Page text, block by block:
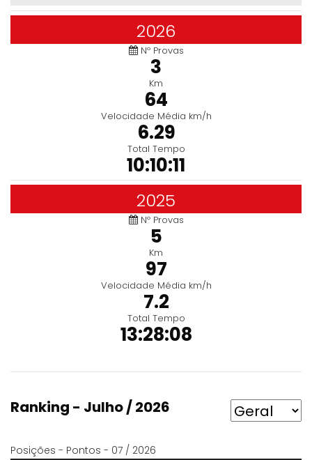
2026
Nº Provas
3
Km
64
Velocidade Média km/h
6.29
Total Tempo
10:10:11
2025
Nº Provas
5
Km
97
Velocidade Média km/h
7.2
Total Tempo
13:28:08
Ranking - Julho / 2026
Posições - Pontos - 07 / 2026